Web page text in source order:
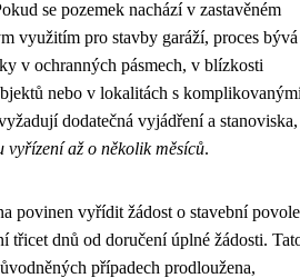
se pozemek nachází v zastavěném
využitím pro stavby garáží, proces bývá
v ochranných pásmech, v blízkosti
nebo v lokalitách s
dodatečná vyjádření a stanoviska,
vyřízení až o několik měsíců.
povinen vyřídit žádost o stavební
třicet dnů od doručení úplné žádosti.
případech prodloužena,